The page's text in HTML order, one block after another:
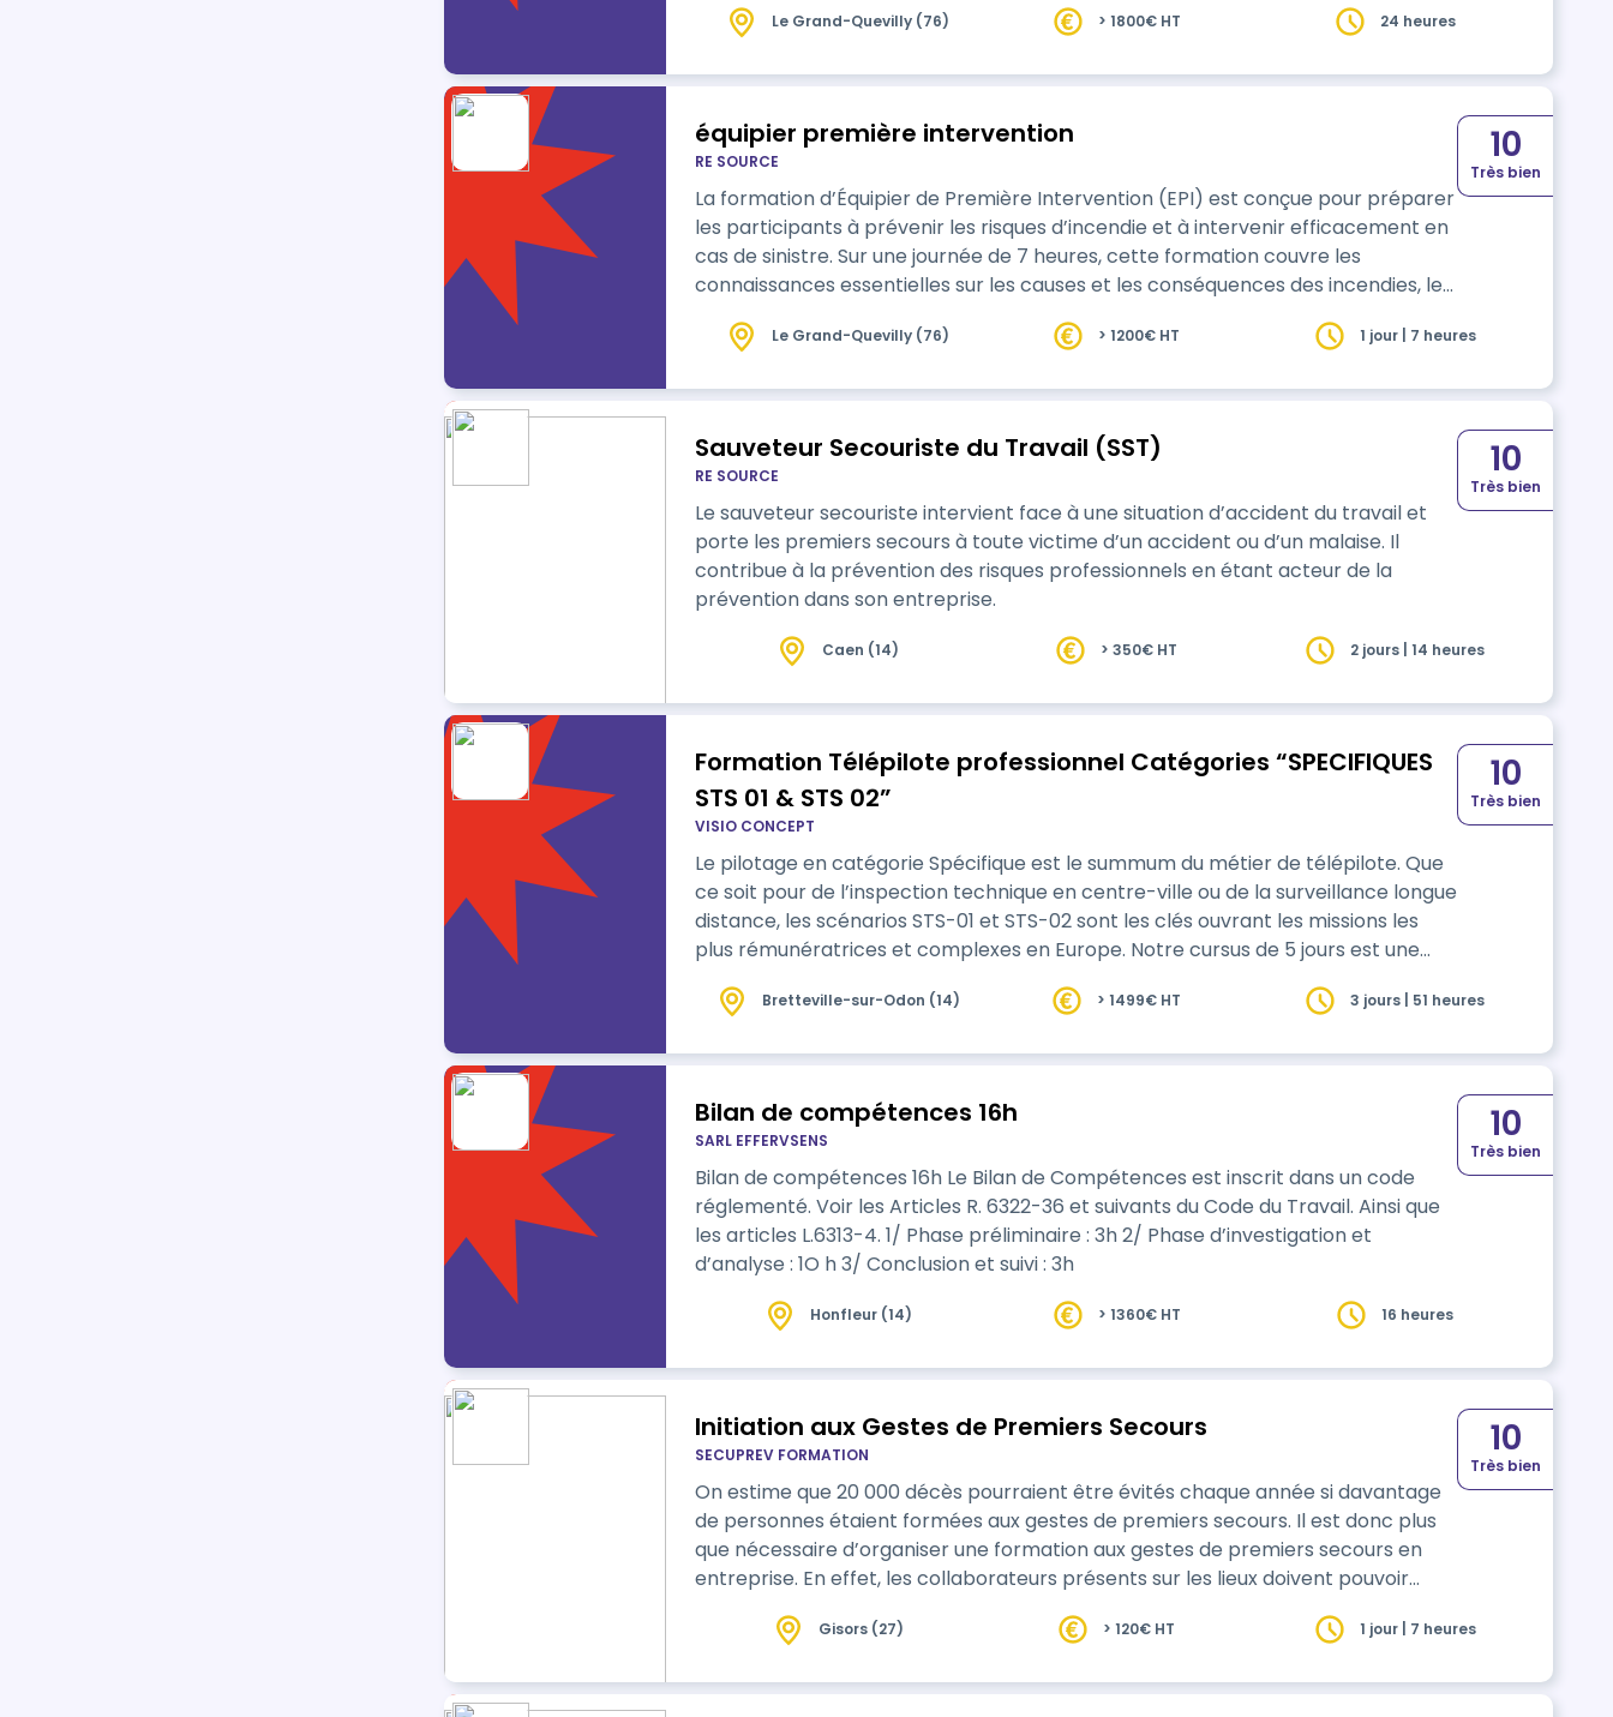
souhaitant se reconvertir, progresser dans sa carrière ou tout simplement
Le Grand-Quevilly (76) > 1800€ HT 24 heures
équipier première intervention
RE SOURCE
La formation d’Équipier de Première Intervention (EPI) est conçue pour préparer
les participants à prévenir les risques d’incendie et à intervenir efficacement en
cas de sinistre. Sur une journée de 7 heures, cette formation couvre les
connaissances essentielles sur les causes et les conséquences des incendies, les
apprendront à manipuler les extincteurs et à appliquer les procédures
10
Très bien
Le Grand-Quevilly (76) > 1200€ HT 1 jour | 7 heures
Sauveteur Secouriste du Travail (SST)
RE SOURCE
Le sauveteur secouriste intervient face à une situation d’accident du travail et
porte les premiers secours à toute victime d’un accident ou d’un malaise. Il
contribue à la prévention des risques professionnels en étant acteur de la
prévention dans son entreprise.
10
Très bien
Caen (14) > 350€ HT 2 jours | 14 heures
Formation Télépilote professionnel Catégories “SPECIFIQUES
STS 01 & STS 02”
VISIO CONCEPT
Le pilotage en catégorie Spécifique est le summum du métier de télépilote. Que
ce soit pour de l’inspection technique en centre-ville ou de la surveillance longue
distance, les scénarios STS-01 et STS-02 sont les clés ouvrant les missions les
plus rémunératrices et complexes en Europe. Notre cursus de 5 jours est une
confrontant à la réalité du terrain. Vous apprendrez à gérer l’environnement
10
Très bien
Bretteville-sur-Odon (14) > 1499€ HT 3 jours | 51 heures
Bilan de compétences 16h
SARL EFFERVSENS
Bilan de compétences 16h Le Bilan de Compétences est inscrit dans un code
réglementé. Voir les Articles R. 6322-36 et suivants du Code du Travail. Ainsi que
les articles L.6313-4. 1/ Phase préliminaire : 3h 2/ Phase d’investigation et
d’analyse : 1O h 3/ Conclusion et suivi : 3h
10
Très bien
Honfleur (14) > 1360€ HT 16 heures
Initiation aux Gestes de Premiers Secours
SECUPREV FORMATION
On estime que 20 000 décès pourraient être évités chaque année si davantage
de personnes étaient formées aux gestes de premiers secours. Il est donc plus
que nécessaire d’organiser une formation aux gestes de premiers secours en
entreprise. En effet, les collaborateurs présents sur les lieux doivent pouvoir
formation permet d’acquérir les bons gestes à prodiguer en cas d’urgence
10
Très bien
Gisors (27) > 120€ HT 1 jour | 7 heures